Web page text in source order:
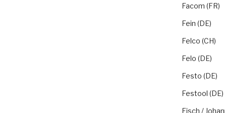
Facom (FR)
Fein (DE)
Felco (CH)
Felo (DE)
Festo (DE)
Festool (DE)
Fisch /